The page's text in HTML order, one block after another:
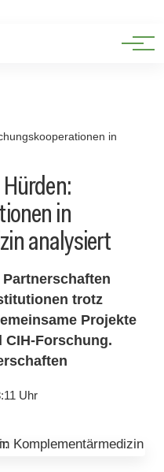
in
in
analysiert
trotz
Projekte
Forschung.
Uhr